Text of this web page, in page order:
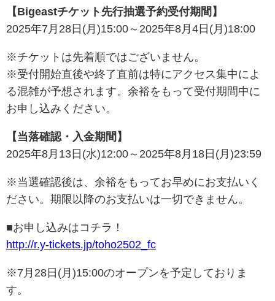
【Bigeastチケット先行抽選予約受付期間】
2025年7月28日(月)15:00～2025年8月4日(月)18:00
※チケットは先着順ではございません。
※受付開始直後や終了直前は特にアクセス集中によ
る混雑が予想されます。余裕をもって受付期間中に
お申し込みください。
【当落確認・入金期間】
2025年8月13日(水)12:00～2025年8月18日(月)23:59
※当選確認後は、余裕をもってお早めにお支払いく
ださい。期限以降のお支払いは一切できません。
■お申し込みはコチラ！
http://r.y-tickets.jp/toho2502_fc
※7月28日(月)15:00のオープンを予定しておりま
す。